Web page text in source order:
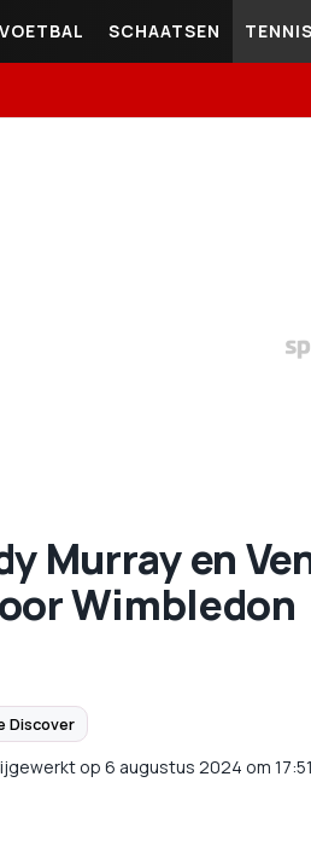
VOETBAL SCHAATSEN TENNIS
Murray en
Wimbledon
Discover
op 6 augustus 2024 om 17:51